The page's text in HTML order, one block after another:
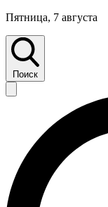
Пятница, 7 августа
Поиск